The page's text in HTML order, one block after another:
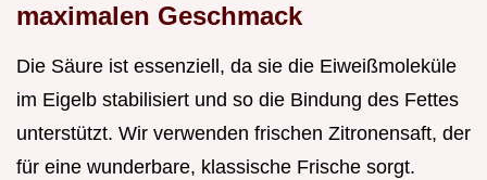
maximalen Geschmack
Die Säure ist essenziell, da sie die Eiweißmoleküle
im Eigelb stabilisiert und so die Bindung des Fettes
unterstützt. Wir verwenden frischen Zitronensaft, der
für eine wunderbare, klassische Frische sorgt.